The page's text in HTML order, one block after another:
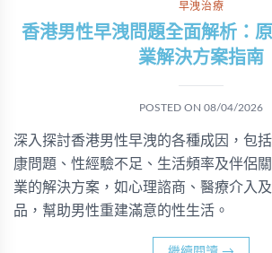
早洩治療
香港男性早洩問題全面解析：
業解決方案指南
POSTED ON 08/04/2026
深入探討香港男性早洩的各種成因，包
康問題、性經驗不足、生活頻率及伴侶
業的解決方案，如心理諮商、醫療介入
品，幫助男性重建滿意的性生活。